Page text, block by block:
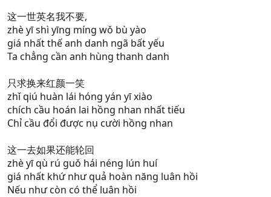
这一世英名我不要,
zhè yī shì yīng míng wǒ bù yào
giá nhất thế anh danh ngã bất yếu
Ta chẳng cần anh hùng thanh danh
只求换来红颜一笑
zhǐ qiú huàn lái hóng yán yī xiào
chích cầu hoán lai hồng nhan nhất tiếu
Chỉ cầu đổi được nụ cười hồng nhan
这一去如果还能轮回
zhè yī qù rú guǒ hái néng lún huí
giá nhất khứ như quả hoàn năng luân hồi
Nếu như còn có thể luân hồi